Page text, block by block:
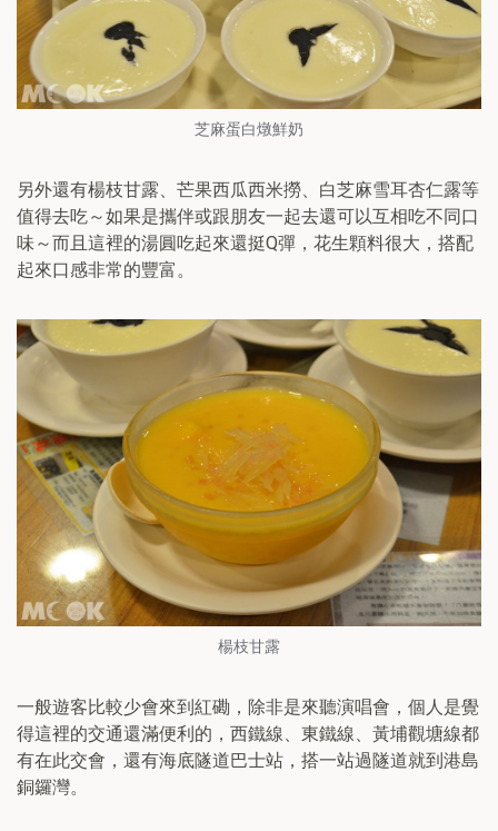
芝麻蛋白燉鮮奶
另外還有楊枝甘露、芒果西瓜西米撈、白芝麻雪耳杏仁露等
值得去吃～如果是攜伴或跟朋友一起去還可以互相吃不同口
味～而且這裡的湯圓吃起來還挺Q彈，花生顆料很大，搭配
起來口感非常的豐富。
楊枝甘露
一般遊客比較少會來到紅磡，除非是來聽演唱會，個人是覺
得這裡的交通還滿便利的，西鐵線、東鐵線、黃埔觀塘線都
有在此交會，還有海底隧道巴士站，搭一站過隧道就到港島
銅鑼灣。